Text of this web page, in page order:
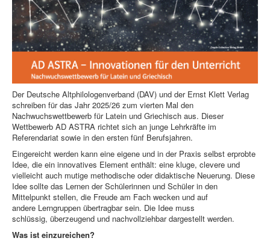
Der Deutsche Altphilologenverband (DAV) und der Ernst Klett Verlag
schreiben für das Jahr 2025/26 zum vierten Mal den
Nachwuchswettbewerb für Latein und Griechisch aus. Dieser
Wettbewerb AD ASTRA richtet sich an junge Lehrkräfte im
Referendariat sowie in den ersten fünf Berufsjahren.
Eingereicht werden kann eine eigene und in der Praxis selbst erprobte
Idee, die ein innovatives Element enthält: eine kluge, clevere und
vielleicht auch mutige methodische oder didaktische Neuerung. Diese
Idee sollte das Lernen der Schülerinnen und Schüler in den
Mittelpunkt stellen, die Freude am Fach wecken und auf
andere Lerngruppen übertragbar sein. Die Idee muss
schlüssig, überzeugend und nachvollziehbar dargestellt werden.
Was ist einzureichen?